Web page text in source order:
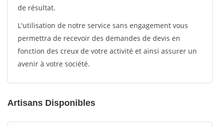
de résultat.
L'utilisation de notre service sans engagement vous
permettra de recevoir des demandes de devis en
fonction des creux de votre activité et ainsi assurer un
avenir à votre société.
Artisans Disponibles